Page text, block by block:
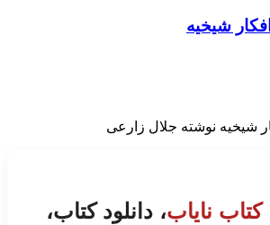
شیخیه
شیخیه نوشته جلال زارعی
کتاب نایاب، دانلود کتاب،